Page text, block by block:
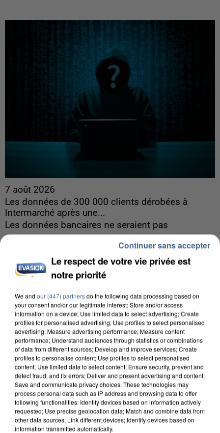
7 août 2026
Les données de 300 000 clients dérobées à
Intermarché après une...
Les données bancaires ne seraient pas
concernées.
7 août 2026
Un second cadre de la DZ Mafia interpellé en
Le respect de votre vie privée est
notre priorité
We and our (447) partnersdo the following data processing based on
your consent and/or our legitimate interest: Store and/or access
information on a device; Use limited data to select advertising; Create
profiles for personalised advertising; Use profiles to select personalised
advertising; Measure advertising performance; Measure content
performance; Understand audiences through statistics or combinations
of data from different sources; Develop and improve services; Create
profiles to personalise content; Use profiles to select personalised
content; Use limited data to select content; Ensure security, prevent and
detect fraud, and fix errors; Deliver and present advertising and content;
Save and communicate privacy choices. These technologies may
process personal data such as IP address and browsing data to offer
following functionalities: Identify devices based on information actively
requested; Use precise geolocation data; Match and combine data from
other data sources; Link different devices; Identify devices based on
information transmitted automatically.
Continuer sans accepter